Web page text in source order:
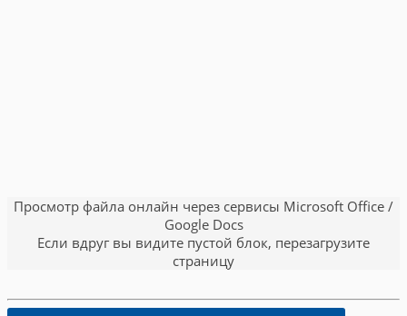
Просмотр файла онлайн через сервисы Microsoft Office /
Google Docs
Если вдруг вы видите пустой блок, перезагрузите
страницу